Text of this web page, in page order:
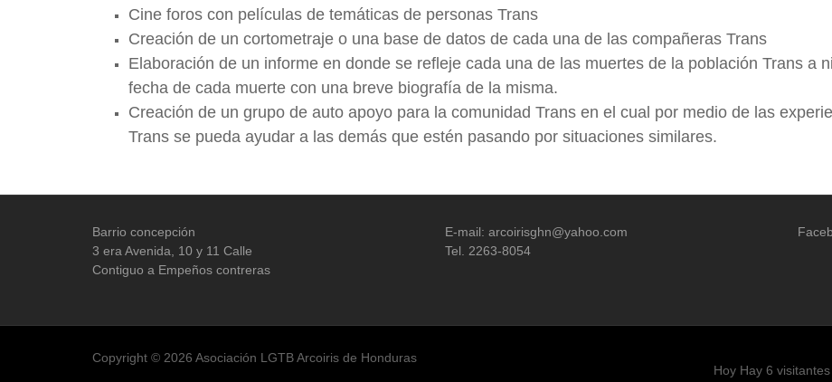
Cine foros con películas de temáticas de personas Trans
Creación de un cortometraje o una base de datos de cada una de las compañeras Trans
Elaboración de un informe en donde se refleje cada una de las muertes de la población Trans a
fecha de cada muerte con una breve biografía de la misma.
Creación de un grupo de auto apoyo para la comunidad Trans en el cual por medio de las
Trans se pueda ayudar a las demás que estén pasando por situaciones similares.
Barrio concepción
3 era Avenida, 10 y 11 Calle
Contiguo a Empeños contreras
E-mail: arcoirisghn@yahoo.com
Tel. 2263-8054
Copyright © 2026 Asociación LGTB Arcoiris de Honduras
Hoy Hay 6